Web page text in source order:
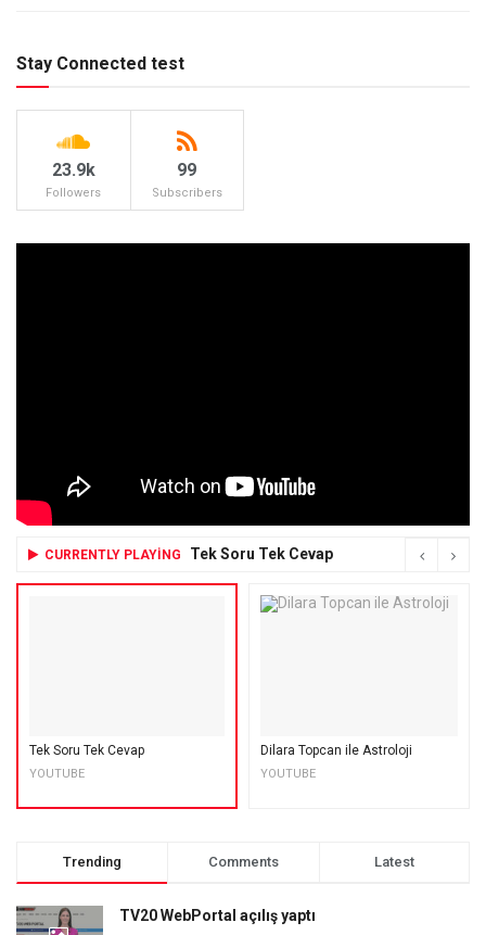
Stay Connected test
23.9k
Followers
99
Subscribers
CURRENTLY PLAYING Tek Soru Tek Cevap
Tek Soru Tek Cevap
YOUTUBE
Dilara Topcan ile Astroloji
YOUTUBE
Trending Comments Latest
TV20 WebPortal açılış yaptı